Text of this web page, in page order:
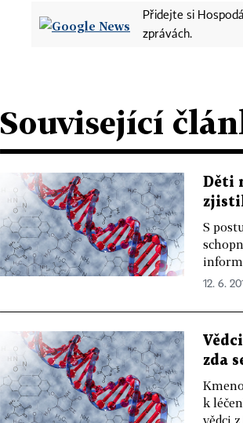
Přidejte si
zprávách.
Související
Děti
zjistil
S
12. 6.
zda
k
vědci